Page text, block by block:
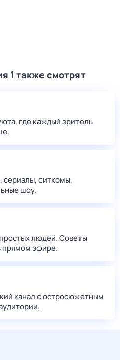
1 также смотрят
где каждый зритель
ситкомы,
шоу.
людей. Советы
прямом эфире.
канал с остросюжетным